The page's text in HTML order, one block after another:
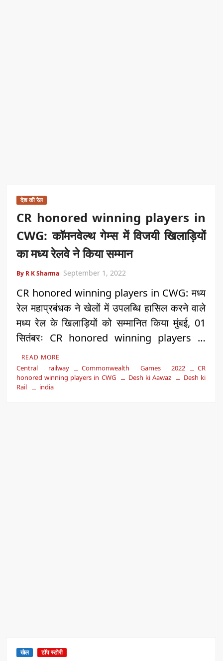
अठावलेदेश की रेल
CR honored winning players in
CWG: कॉमनवेल्थ गेम्स में विजयी खिलाड़ियों
का मध्य रेलवे ने किया सम्मान
By R K Sharma September 1, 2022
CR honored winning players in CWG: मध्य
रेल महाप्रबंधक ने खेलों में उपलब्धि हासिल करने वाले
मध्य रेल के खिलाड़ियों को सम्मानित किया मुंबई, 01
सितंबरः CR honored winning players …
READ MORE
Central railway Commonwealth Games 2022
CR
honored winning players in CWG
Desh ki Aawaz
Desh ki
Rail
india
खेल टॉप स्टोरी